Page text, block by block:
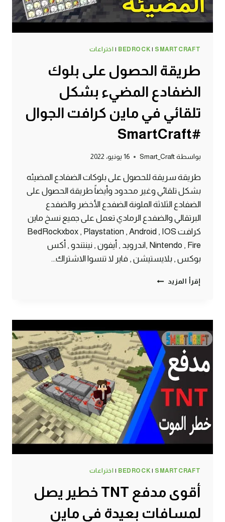
BEDROCK | SMARTCRAFT
| اختراعات
طريقة الحصول على بلوك
الضفادع المضيء بشكل
تلقائي في ماين كرافت الجوال
#SmartCraft
بواسطة Smart_Craft 16 يونيو، 2022
طريقة سريقة للحصول على بلوكات الضفادع المضيئه
بشكل تلقائي وغير محدود وأيضاً طريقة الحصول على
الضفادع الثلاثة الملونة الضفدع الأخضر والضفدع
البرتقالي والضفدع الرمادي تعمل على جميع نسخ ماين
كرافت BedRockxbox , Playstation , Android , IOS
, Nintendo , Fireاندرويد , أيفون , نينتندو , أكس
بوكس , بلايستيشن , فاير لا تنسوا الاشتراك…
إقرأ المزيد طريقة
الضفادع
المضيء
بشكل
تلقائي
في
ماين
كرافت
الجوال
#SMARTCRAFT
BEDROCK | SMARTCRAFT
| اختراعات
أقوى مدفع TNT خطير يصل
لمسافات بعيدة في ماين